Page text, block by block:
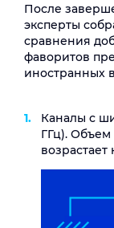
После
эксперты
сравнения
фаворитов
иностранных
Каналы с
ГГц).
возрастает